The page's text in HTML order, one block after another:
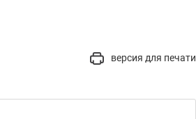
версия для печати